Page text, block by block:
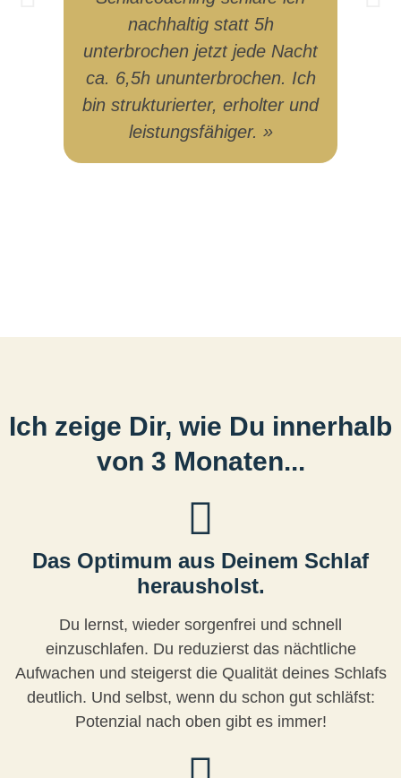
nachhaltig statt 5h
unterbrochen jetzt jede Nacht
ca. 6,5h ununterbrochen. Ich
bin strukturierter, erholter und
leistungsfähiger. »
Ich zeige Dir, wie Du innerhalb
von 3 Monaten...
Das Optimum aus Deinem Schlaf
herausholst.
Du lernst, wieder sorgenfrei und schnell
einzuschlafen. Du reduzierst das nächtliche
Aufwachen und steigerst die Qualität deines Schlafs
deutlich. Und selbst, wenn du schon gut schläfst:
Potenzial nach oben gibt es immer!